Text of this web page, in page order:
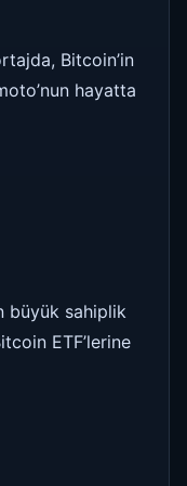
Bitcoin’in
hayatta
büyük sahiplik
ETF’lerine